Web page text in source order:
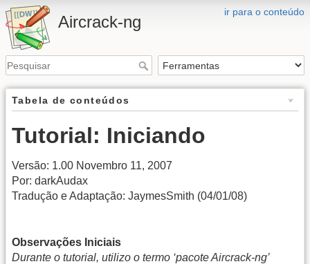
ir para o conteúdo
Aircrack-ng
Tabela de conteúdos
Tutorial: Iniciando
Versão: 1.00 Novembro 11, 2007
Por: darkAudax
Tradução e Adaptação: JaymesSmith (04/01/08)
Observações Iniciais
Durante o tutorial, utilizo o termo ‘pacote Aircrack-ng’